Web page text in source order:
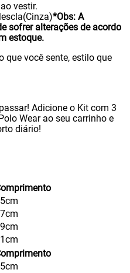
vestir.
*Obs: A
sofrer alterações de acordo
estoque.
que você sente, estilo que
Adicione o Kit com 3
Wear ao seu carrinho e
diário!